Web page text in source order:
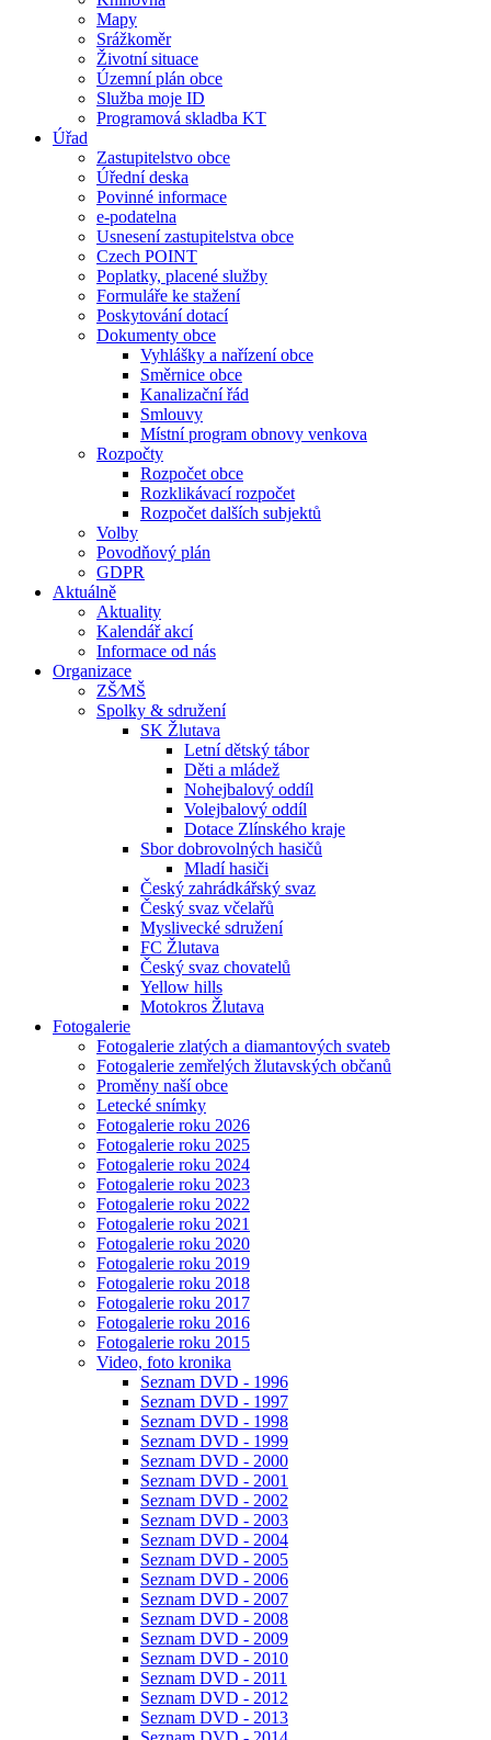
Mapy
Srážkoměr
Životní situace
Územní plán obce
Služba moje ID
Programová skladba KT
Úřad
Zastupitelstvo obce
Úřední deska
Povinné informace
e-podatelna
Usnesení zastupitelstva obce
Czech POINT
Poplatky, placené služby
Formuláře ke stažení
Poskytování dotací
Dokumenty obce
Vyhlášky a nařízení obce
Směrnice obce
Kanalizační řád
Smlouvy
Místní program obnovy venkova
Rozpočty
Rozpočet obce
Rozklikávací rozpočet
Rozpočet dalších subjektů
Volby
Povodňový plán
GDPR
Aktuálně
Aktuality
Kalendář akcí
Informace od nás
Organizace
ZŠ⁄MŠ
Spolky & sdružení
SK Žlutava
Letní dětský tábor
Děti a mládež
Nohejbalový oddíl
Volejbalový oddíl
Dotace Zlínského kraje
Sbor dobrovolných hasičů
Mladí hasiči
Český zahrádkářský svaz
Český svaz včelařů
Myslivecké sdružení
FC Žlutava
Český svaz chovatelů
Yellow hills
Motokros Žlutava
Fotogalerie
Fotogalerie zlatých a diamantových svateb
Fotogalerie zemřelých žlutavských občanů
Proměny naší obce
Letecké snímky
Fotogalerie roku 2026
Fotogalerie roku 2025
Fotogalerie roku 2024
Fotogalerie roku 2023
Fotogalerie roku 2022
Fotogalerie roku 2021
Fotogalerie roku 2020
Fotogalerie roku 2019
Fotogalerie roku 2018
Fotogalerie roku 2017
Fotogalerie roku 2016
Fotogalerie roku 2015
Video, foto kronika
Seznam DVD - 1996
Seznam DVD - 1997
Seznam DVD - 1998
Seznam DVD - 1999
Seznam DVD - 2000
Seznam DVD - 2001
Seznam DVD - 2002
Seznam DVD - 2003
Seznam DVD - 2004
Seznam DVD - 2005
Seznam DVD - 2006
Seznam DVD - 2007
Seznam DVD - 2008
Seznam DVD - 2009
Seznam DVD - 2010
Seznam DVD - 2011
Seznam DVD - 2012
Seznam DVD - 2013